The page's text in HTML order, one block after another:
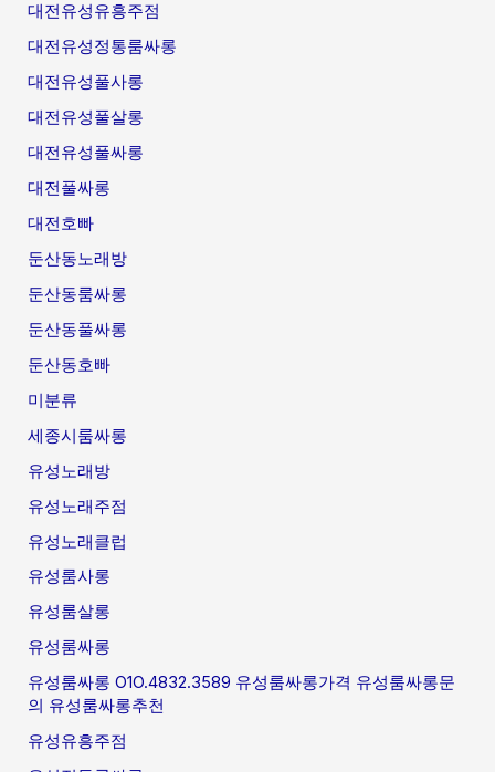
대전유성유흥주점
대전유성정통룸싸롱
대전유성풀사롱
대전유성풀살롱
대전유성풀싸롱
대전풀싸롱
대전호빠
둔산동노래방
둔산동룸싸롱
둔산동풀싸롱
둔산동호빠
미분류
세종시룸싸롱
유성노래방
유성노래주점
유성노래클럽
유성룸사롱
유성룸살롱
유성룸싸롱
유성룸싸롱 O1O.4832.3589 유성룸싸롱가격 유성룸싸롱문
의 유성룸싸롱추천
유성유흥주점